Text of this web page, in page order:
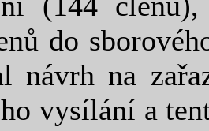
do
návrh na
vysílání a